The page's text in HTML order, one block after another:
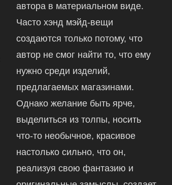
автора в материальном виде.
Часто хэнд мэйд-вещи
создаются только потому, что
автор не смог найти то, что ему
нужно среди изделий,
предлагаемых магазинами.
Однако желание быть ярче,
выделиться из толпы, носить
что-то необычное, красивое
настолько сильно, что он,
реализуя свою фантазию и